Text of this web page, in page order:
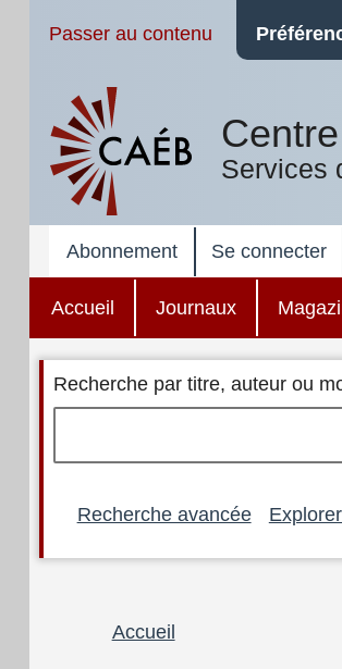
Passer au contenu
Services
Abonnement Se connecter
Accueil Journaux
Recherche par titre, auteur ou
Recherche avancée
Fil
Accueil